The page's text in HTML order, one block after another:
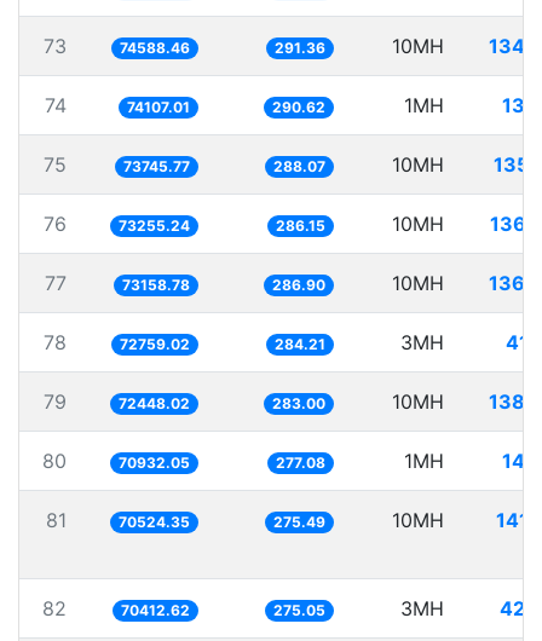
73 74588.46 291.36 10MH
74 74107.01 290.62 1MH
75 73745.77 288.07 10MH
76 73255.24 286.15 10MH
77 73158.78 286.90 10MH
78 72759.02 284.21 3MH
79 72448.02 283.00 10MH
80 70932.05 277.08 1MH
81 70524.35 275.49 10MH
82 70412.62 275.05 3MH